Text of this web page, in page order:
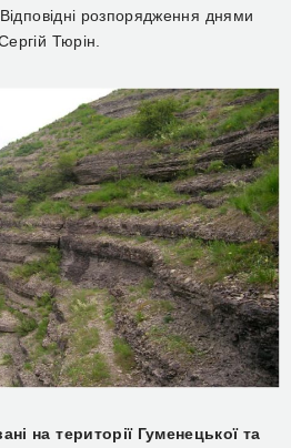
розпорядження днями
Тюрін.
на території Гуменецької та